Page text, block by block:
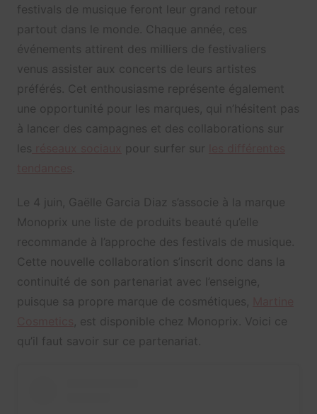
festivals de musique feront leur grand retour
partout dans le monde. Chaque année, ces
événements attirent des milliers de festivaliers
venus assister aux concerts de leurs artistes
préférés. Cet enthousiasme représente également
une opportunité pour les marques, qui n’hésitent pas
à lancer des campagnes et des collaborations sur
les
pour surfer sur
Le 4 juin, Gaëlle Garcia Diaz s’associe à la marque
Monoprix une liste de produits beauté qu’elle
recommande à l’approche des festivals de musique.
Cette nouvelle collaboration s’inscrit donc dans la
continuité de son partenariat avec l’enseigne,
puisque sa propre marque de cosmétiques,
, est disponible chez Monoprix. Voici ce
qu’il faut savoir sur ce partenariat.